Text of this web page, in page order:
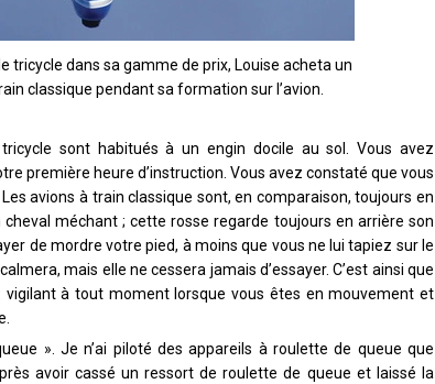
tricycle dans sa gamme de prix, Louise acheta un
classique pendant sa formation sur l’avion.
sont habitués à un engin docile au sol. Vous avez
première heure d’instruction. Vous avez constaté que vous
avions à train classique sont, en comparaison, toujours en
méchant ; cette rosse regarde toujours en arrière son
de mordre votre pied, à moins que vous ne lui tapiez sur le
mais elle ne cessera jamais d’essayer. C’est ainsi que
à tout moment lorsque vous êtes en mouvement et
». Je n’ai piloté des appareils à roulette de queue que
avoir cassé un ressort de roulette de queue et laissé la